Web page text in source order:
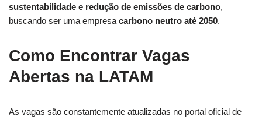
sustentabilidade e redução de emissões de carbono,
buscando ser uma empresa carbono neutro até 2050.
Como Encontrar Vagas
Abertas na LATAM
As vagas são constantemente atualizadas no portal oficial de